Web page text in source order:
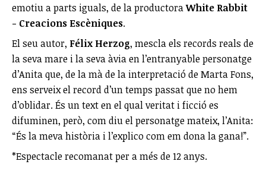
emotiu a parts iguals, de la productoraWhite Rabbit
- Creacions Escèniques.
El seu autor, Félix Herzog, mescla els records reals de
la seva mare i la seva àvia en l’entranyable personatge
d’Anita que, de la mà de la interpretació de Marta Fons,
ens serveix el record d’un temps passat que no hem
d’oblidar. És un text en el qual veritat i ficció es
difuminen, però, com diu el personatge mateix, l’Anita:
“És la meva història i l’explico com em dona la gana!”.
*Espectacle recomanat per a més de 12 anys.